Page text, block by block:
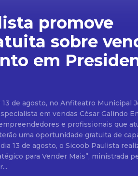
promove
sobre
em
de agosto, no Anfiteatro Municipal
em vendas César Galindo Empresários,
e profissionais que
uma oportunidade gratuita de
13 de agosto, o Sicoob Paulista
para Vender Mais”, ministrada